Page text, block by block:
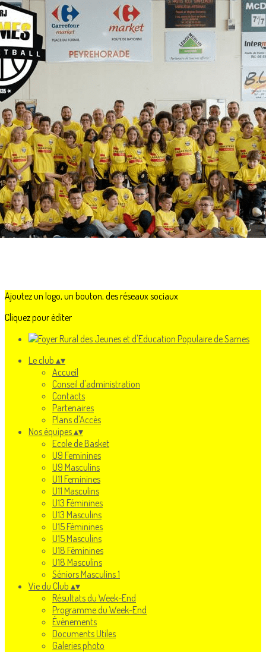
Menu
<
>
Résultats du Week-End
Évènements
Documents Utiles
Galeries photo
?>
Images de la page d'accueil
Cliquez pour éditer
Ajoutez un logo, un bouton, des réseaux sociaux
Cliquez pour éditer
Le club ▴▾
Accueil
Conseil d'administration
Contacts
Partenaires
Plans d'Accès
Nos équipes▴▾
Ecole de Basket
U9 Feminines
U9 Masculins
U11 Feminines
U11 Masculins
U13 Féminines
U13 Masculins
U15 Féminines
U15 Masculins
U18 Féminines
U18 Masculins
Séniors Masculins 1
Vie du Club ▴▾
Résultats du Week-End
Programme du Week-End
Évènements
Documents Utiles
Galeries photo